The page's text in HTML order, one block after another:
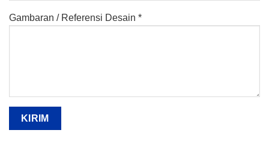
Gambaran / Referensi Desain *